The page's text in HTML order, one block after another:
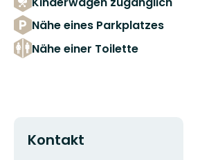
Nähe eines Parkplatzes
Nähe einer Toilette
Kontakt